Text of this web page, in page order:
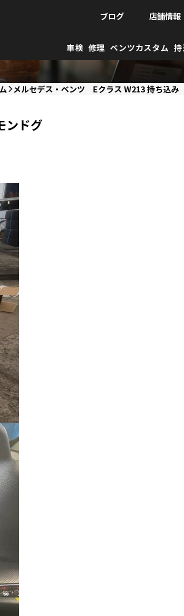
ブログ 店舗情報
車検 修理 ベンツカスタム
メルセデス・ベンツ Eクラス W213 持ち込
ンドグ